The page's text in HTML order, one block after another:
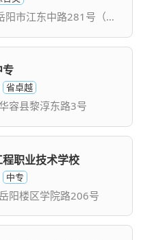
地址：湖南省岳阳市江东中路281号（县民政局旁）
专
省卓越
容县黎淳东路3号
职业技术学校
中专
阳楼区学院路206号